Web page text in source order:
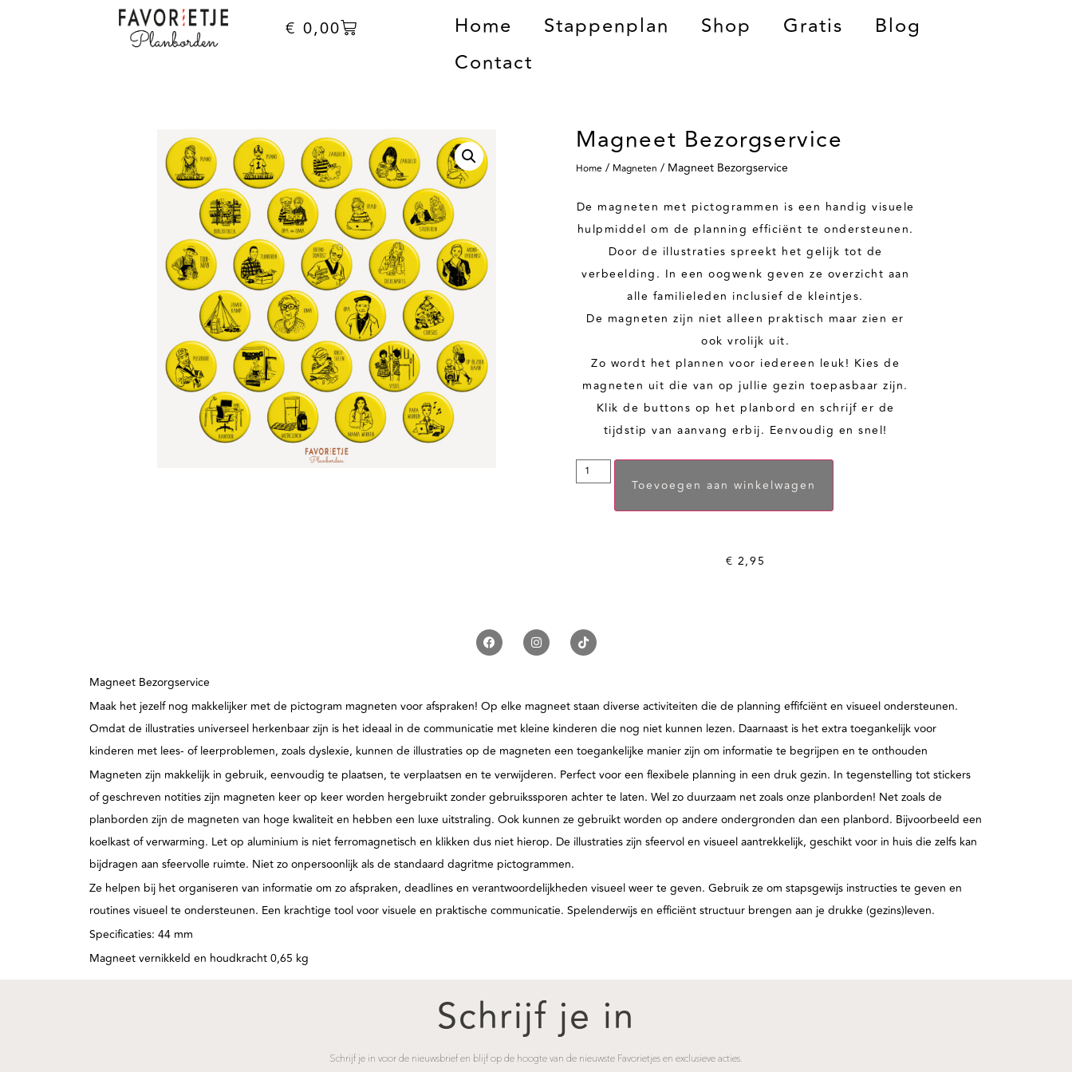
€ 0,00 Home Stappenplan Shop Gratis
Blog
Contact
Magneet Bezorgservice
Home / Magneten / Magneet Bezorgservice
De magneten met pictogrammen is een handig visuele
hulpmiddel om de planning efficiënt te ondersteunen.
Door de illustraties spreekt het gelijk tot de
verbeelding. In een oogwenk geven ze overzicht aan
alle familieleden inclusief de kleintjes.
De magneten zijn niet alleen praktisch maar zien er
ook vrolijk uit.
Zo wordt het plannen voor iedereen leuk! Kies de
magneten uit die van op jullie gezin toepasbaar zijn.
Klik de buttons op het planbord en schrijf er de
tijdstip van aanvang erbij. Eenvoudig en snel!
Toevoegen aan winkelwagen
€ 2,95
Magneet Bezorgservice
Maak het jezelf nog makkelijker met de pictogram magneten voor afspraken! Op elke magneet staan diverse activiteiten die de planning effifciënt en visueel ondersteunen.
Omdat de illustraties universeel herkenbaar zijn is het ideaal in de communicatie met kleine kinderen die nog niet kunnen lezen. Daarnaast is het extra toegankelijk voor
kinderen met lees- of leerproblemen, zoals dyslexie, kunnen de illustraties op de magneten een toegankelijke manier zijn om informatie te begrijpen en te onthouden
Magneten zijn makkelijk in gebruik, eenvoudig te plaatsen, te verplaatsen en te verwijderen. Perfect voor een flexibele planning in een druk gezin. In tegenstelling tot stickers
of geschreven notities zijn magneten keer op keer worden hergebruikt zonder gebruikssporen achter te laten. Wel zo duurzaam net zoals onze planborden! Net zoals de
planborden zijn de magneten van hoge kwaliteit en hebben een luxe uitstraling. Ook kunnen ze gebruikt worden op andere ondergronden dan een planbord. Bijvoorbeeld een
koelkast of verwarming. Let op aluminium is niet ferromagnetisch en klikken dus niet hierop. De illustraties zijn sfeervol en visueel aantrekkelijk, geschikt voor in huis die zelfs kan
bijdragen aan sfeervolle ruimte. Niet zo onpersoonlijk als de standaard dagritme pictogrammen.
Ze helpen bij het organiseren van informatie om zo afspraken, deadlines en verantwoordelijkheden visueel weer te geven. Gebruik ze om stapsgewijs instructies te geven en
routines visueel te ondersteunen. Een krachtige tool voor visuele en praktische communicatie. Spelenderwijs en efficiënt structuur brengen aan je drukke (gezins)leven.
Specificaties: 44 mm
Magneet vernikkeld en houdkracht 0,65 kg
Schrijf je in
Schrijf je in voor de nieuwsbrief en blijf op de hoogte van de nieuwste Favorietjes en exclusieve acties.